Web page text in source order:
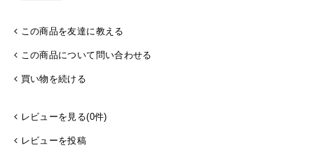
この商品を友達に教える
この商品について問い合わせる
買い物を続ける
レビューを見る(0件)
レビューを投稿